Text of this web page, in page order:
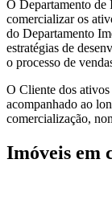
O Departamento
comercializar os
do Departamento
estratégias de
o processo de
O Cliente dos
acompanhado ao
comercialização,
Imóveis em